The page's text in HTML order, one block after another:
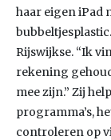
haar eigen iPad
Rijswijkse. “Ik
rekening
mee zijn.” Zij
programma’s,
controleren op